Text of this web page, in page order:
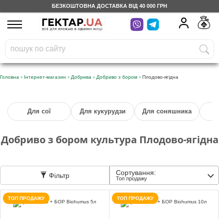
БЕЗКОШТОВНА ДОСТАВКА ВІД 40 000 ГРН
UA
На вашому
бонусному рахунку
грн
Безкоштовно по Україні
Категорії
Щоденник
Доставка
Відгуки
Головна » Інтернет-магазин » Добрива » Добриво з бором » Плодово-ягідна
Для сої Для кукурудзи Для соняшника
Добриво з бором культура Плодово-ягідна
Фільтр Сортування:
Топ продажу
ТОП ПРОДАЖУ ТОП ПРОДАЖУ